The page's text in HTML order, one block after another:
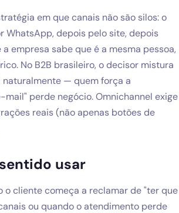
diagnóstico gratuito
em que canais não são silos: o
WhatsApp, depois pelo site, depois
empresa sabe que é a mesma pessoa,
No B2B brasileiro, o decisor mistura
— quem força a
mail" perde negócio. Omnichannel exige
reais (não apenas botões de
usar
o cliente começa a reclamar de "ter que
ou quando o atendimento perde